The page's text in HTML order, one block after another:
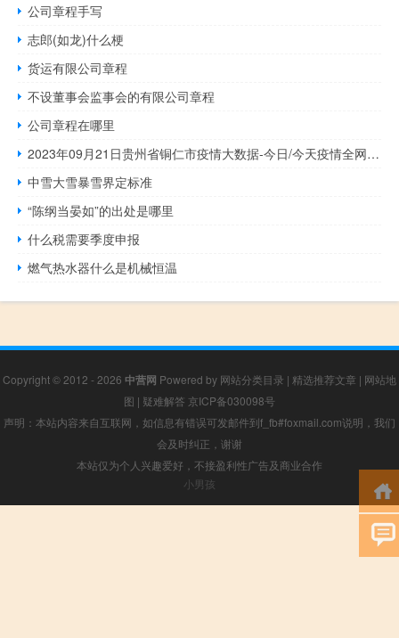
公司章程手写
志郎(如龙)什么梗
货运有限公司章程
不设董事会监事会的有限公司章程
公司章程在哪里
2023年09月21日贵州省铜仁市疫情大数据-今日/今天疫情全网搜索最新实时消息动态情况通知播报
中雪大雪暴雪界定标准
“陈纲当晏如”的出处是哪里
什么税需要季度申报
燃气热水器什么是机械恒温
Copyright © 2012 - 2026 中营网 Powered by 网站分类目录 | 精选推荐文章 | 网站地
图 | 疑难解答 京ICP备030098号
声明：本站内容来自互联网，如信息有错误可发邮件到f_fb#foxmail.com说明，我们
会及时纠正，谢谢
本站仅为个人兴趣爱好，不接盈利性广告及商业合作
小男孩